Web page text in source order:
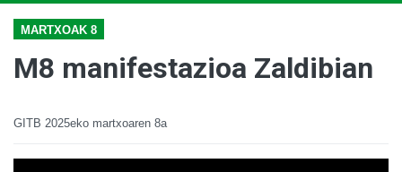
MARTXOAK 8
M8 manifestazioa Zaldibian
GITB 2025eko martxoaren 8a